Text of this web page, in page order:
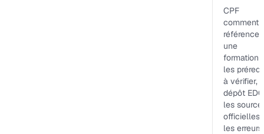
CPF
comment
référencer
une
formation :
les
à vérifier,
dépôt
les
officielles
les erreurs